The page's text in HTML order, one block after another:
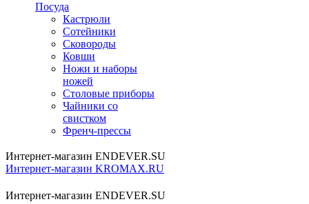
Посуда
Кастрюли
Сотейники
Сковороды
Ковши
Ножи и наборы
ножей
Столовые приборы
Чайники со
свистком
Френч-прессы
Интернет-магазин ENDEVER.SU
Интернет-магазин KROMAX.RU
Интернет-магазин ENDEVER.SU